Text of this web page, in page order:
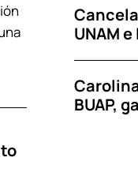
UNAM
BUAP,